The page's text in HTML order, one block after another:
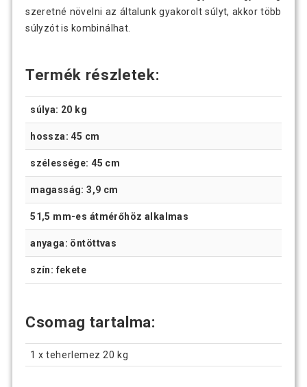
szeretné növelni az általunk gyakorolt ​​súlyt, akkor több
súlyzót is kombinálhat.
Termék részletek:
súlya: 20 kg
hossza: 45 cm
szélessége: 45 cm
magasság: 3,9 cm
51,5 mm-es átmérőhöz alkalmas
anyaga: öntöttvas
szín: fekete
Csomag tartalma:
1 x teherlemez 20 kg